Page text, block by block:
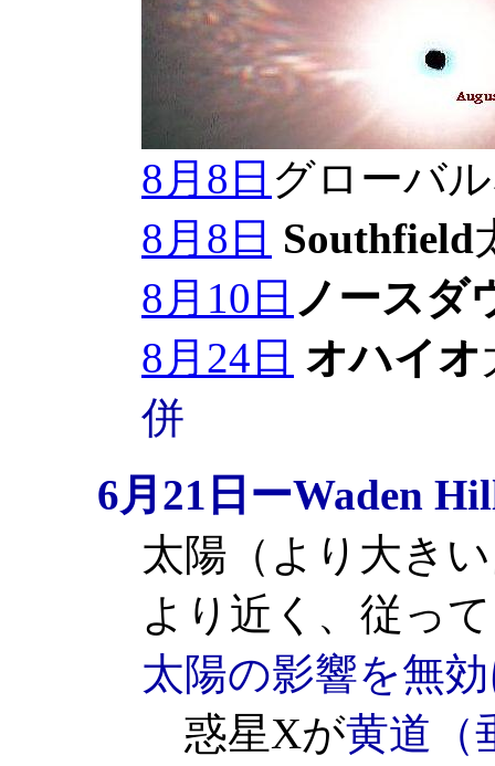
8月8日 グローバ
8月8日 Southfield
8月10日 ノースダ
8月24日 オハイオ
併
6月21日ーWaden
太陽（より大き
より近く、従って
太陽の影響を無
惑星Xが黄道（